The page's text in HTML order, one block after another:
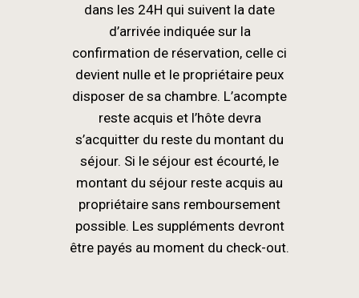
dans les 24H qui suivent la date
d’arrivée indiquée sur la
confirmation de réservation, celle ci
devient nulle et le propriétaire peux
disposer de sa chambre. L’acompte
reste acquis et l’hôte devra
s’acquitter du reste du montant du
séjour. Si le séjour est écourté, le
montant du séjour reste acquis au
propriétaire sans remboursement
possible. Les suppléments devront
être payés au moment du check-out.